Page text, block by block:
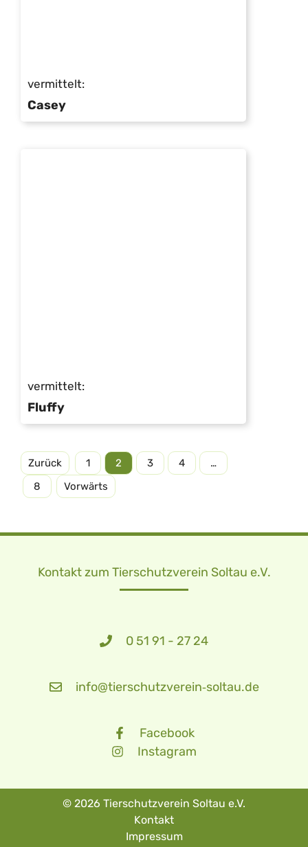
vermittelt:
Casey
vermittelt:
Fluffy
Zurück 1 2 3 4
…
8
Vorwärts
Kontakt zum Tierschutzverein Soltau e.V.
0 51 91 - 27 24
info@tierschutzverein‑soltau.de
Facebook
Instagram
© 2026 Tierschutzverein Soltau e.V.
Kontakt
Impressum